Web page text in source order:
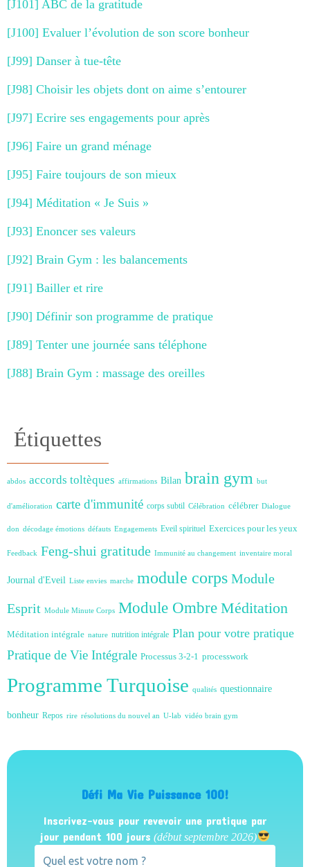
[J101] ABC de la gratitude
[J100] Evaluer l’évolution de son score bonheur
[J99] Danser à tue-tête
[J98] Choisir les objets dont on aime s’entourer
[J97] Ecrire ses engagements pour après
[J96] Faire un grand ménage
[J95] Faire toujours de son mieux
[J94] Méditation « Je Suis »
[J93] Enoncer ses valeurs
[J92] Brain Gym : les balancements
[J91] Bailler et rire
[J90] Définir son programme de pratique
[J89] Tenter une journée sans téléphone
[J88] Brain Gym : massage des oreilles
Étiquettes
abdos accords toltèques affirmations Bilan brain gym but
d'amélioration carte d'immunité corps subtil Célébration célébrer Dialogue
don décodage émotions défauts Engagements Eveil spirituel Exercices pour les yeux
Feedback Feng-shui gratitude Immunité au changement inventaire moral
Journal d'Eveil Liste envies marche module corps Module
Esprit Module Minute Corps Module Ombre Méditation
Méditation intégrale nature nutrition intégrale Plan pour votre pratique
Pratique de Vie Intégrale Processus 3-2-1 processwork
Programme Turquoise qualités questionnaire
bonheur Repos rire résolutions du nouvel an U-lab vidéo brain gym
Défi Ma Vie Puissance 100!
Inscrivez-vous pour revevoir une pratique par
jour pendant 100 jours (début septembre 2026)